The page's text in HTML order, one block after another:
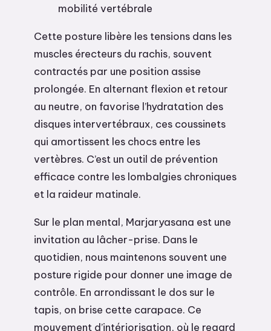
mobilité vertébrale
Cette posture libère les tensions dans les
muscles érecteurs du rachis, souvent
contractés par une position assise
prolongée. En alternant flexion et retour
au neutre, on favorise l’hydratation des
disques intervertébraux, ces coussinets
qui amortissent les chocs entre les
vertèbres. C’est un outil de prévention
efficace contre les lombalgies chroniques
et la raideur matinale.
Sur le plan mental, Marjaryasana est une
invitation au lâcher-prise. Dans le
quotidien, nous maintenons souvent une
posture rigide pour donner une image de
contrôle. En arrondissant le dos sur le
tapis, on brise cette carapace. Ce
mouvement d’intériorisation, où le regard